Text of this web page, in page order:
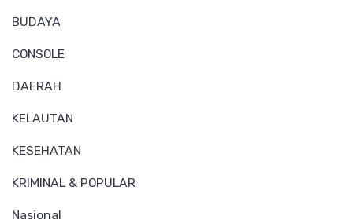
BUDAYA
CONSOLE
DAERAH
KELAUTAN
KESEHATAN
KRIMINAL & POPULAR
Nasional